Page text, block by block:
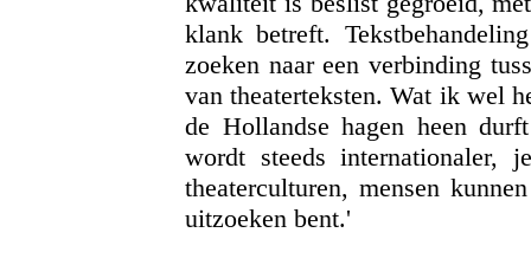
klank betreft.
zoeken naar een verbinding
van theaterteksten. Wat ik wel
de Hollandse hagen heen
wordt steeds internationaler,
theaterculturen, mensen
uitzoeken bent.'